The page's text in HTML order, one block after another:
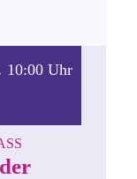
10:00 Uhr